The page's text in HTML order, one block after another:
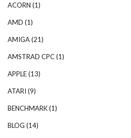
ACORN (1)
AMD (1)
AMIGA(21)
AMSTRAD CPC(1)
APPLE(13)
ATARI (9)
BENCHMARK(1)
BLOG (14)